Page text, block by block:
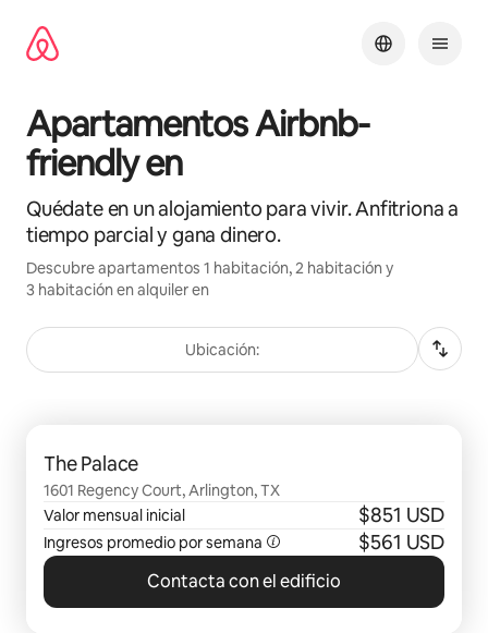
contenido
Apartamentos Airbnb-
friendly en
Quédate en un alojamiento para vivir. Anfitriona a
tiempo parcial y gana dinero.
Descubre apartamentos 1 habitación, 2 habitación y
3 habitación en alquiler en
Ubicación:
The Palace
1601 Regency Court, Arlington, TX
Valor mensual inicial
$851 USD
Ingresos promedio por semana $561 USD
Contacta con el edificio